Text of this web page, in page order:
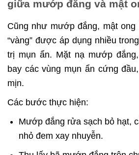
giữa mướp đắng và mật
Cũng như mướp đắng, mật ong
“vàng” được áp dụng nhiều
trị mụn ẩn. Mặt nạ mướp
bay các vùng mụn ẩn cứng
mịn.
Các bước thực hiện:
Mướp đắng rửa sạch bỏ hạt,
nhỏ đem xay nhuyễn.